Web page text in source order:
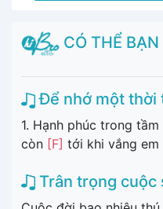
CÓ THỂ
Để nhớ một thời
1. Hạnh phúc trong tầm
còn [F] tới khi vắng em
Trân trọng cuộc